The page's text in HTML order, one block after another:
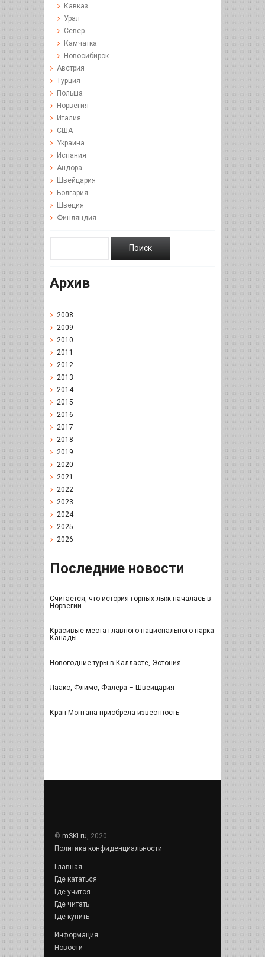
Кавказ
Урал
Север
Камчатка
Новосибирск
Австрия
Турция
Польша
Норвегия
Италия
США
Украина
Испания
Андора
Швейцария
Болгария
Швеция
Финляндия
Архив
2008
2009
2010
2011
2012
2013
2014
2015
2016
2017
2018
2019
2020
2021
2022
2023
2024
2025
2026
Последние новости
Считается, что история горных лыж началась в
Норвегии
Красивые места главного национального парка
Канады
Новогодние туры в Калласте, Эстония
Лаакс, Флимс, Фалера – Швейцария
Кран-Монтана приобрела известность
© mSKi.ru, 2020
Политика конфиденциальности
Главная
Где кататься
Где учится
Где читать
Где купить
Информация
Новости